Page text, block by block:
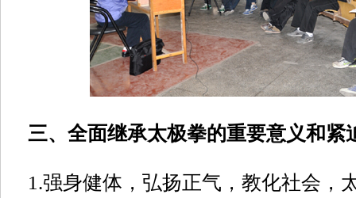
三、全面继承太极拳的重要意义和紧
1.强身健体，弘扬正气，教化社会，